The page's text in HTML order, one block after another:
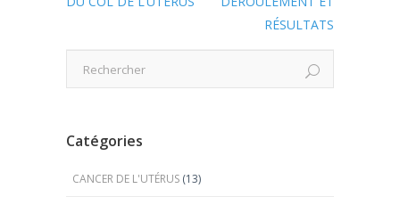
RÉSULTATS
catégories
CANCER DE L'UTÉRUS (13)